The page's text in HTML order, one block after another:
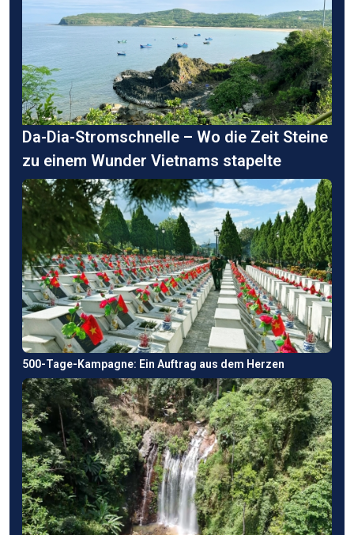
500-Tage-Kampagne: Ein Auftrag aus dem Herzen
Da-Dia-Stromschnelle – Wo die Zeit Steine
zu einem Wunder Vietnams stapelte